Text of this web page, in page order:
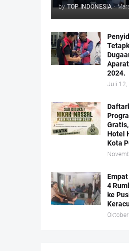
by TOP INDONESIA -
2024.
Juli 12,
Hotel
Kota
Empat
4
ke